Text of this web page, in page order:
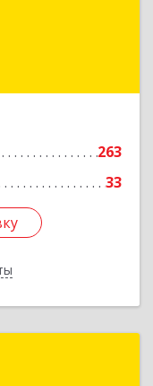
263
33
пр, дом №